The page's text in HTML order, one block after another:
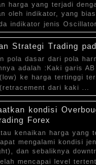
harga yang terjadi
oleh indikator, yang
indikator jenis
Strategi Trading
pola dasar dari pola
adalah :Kaki garis
ke harga tertinggi
dari kaki ...
kondisi
Forex
kenaikan harga yang
mengalami kondisi
dan sebaliknya
mencapai level